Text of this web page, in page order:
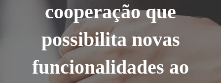
cooperação que
possibilita novas
funcionalidades ao